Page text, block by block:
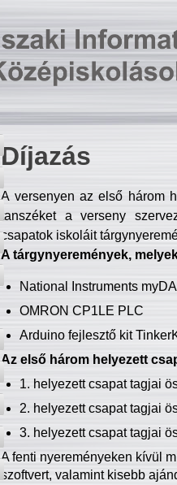
Díjazás
A versenyen az első három
tanszéket a verseny
csapatok iskoláit
A tárgynyeremények,
National Instruments
OMRON CP1LE PLC
Arduino fejlesztő kit
Az első három helyezett
1. helyezett csapat tagjai
2. helyezett csapat tagjai
3. helyezett csapat tagjai
A fenti nyereményeken kívül
szoftvert, valamint kisebb